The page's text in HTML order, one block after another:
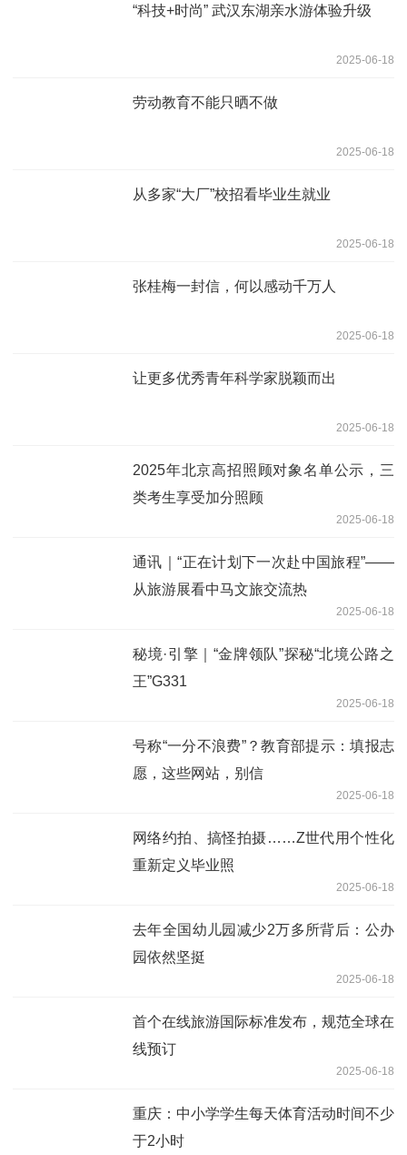
“科技+时尚” 武汉东湖亲水游体验升级
2025-06-18
劳动教育不能只晒不做
2025-06-18
从多家“大厂”校招看毕业生就业
2025-06-18
张桂梅一封信，何以感动千万人
2025-06-18
让更多优秀青年科学家脱颖而出
2025-06-18
2025年北京高招照顾对象名单公示，三
类考生享受加分照顾
2025-06-18
通讯｜“正在计划下一次赴中国旅程”——
从旅游展看中马文旅交流热
2025-06-18
秘境·引擎｜“金牌领队”探秘“北境公路之
王”G331
2025-06-18
号称“一分不浪费”？教育部提示：填报志
愿，这些网站，别信
2025-06-18
网络约拍、搞怪拍摄……Z世代用个性化
重新定义毕业照
2025-06-18
去年全国幼儿园减少2万多所背后：公办
园依然坚挺
2025-06-18
首个在线旅游国际标准发布，规范全球在
线预订
2025-06-18
重庆：中小学学生每天体育活动时间不少
于2小时